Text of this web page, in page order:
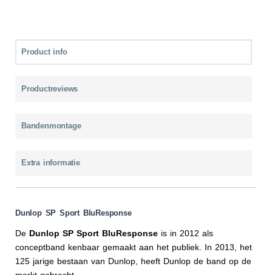
Product info
Productreviews
Bandenmontage
Extra informatie
Dunlop SP Sport BluResponse
De Dunlop SP Sport BluResponse is in 2012 als
conceptband kenbaar gemaakt aan het publiek. In 2013, het
125 jarige bestaan van Dunlop, heeft Dunlop de band op de